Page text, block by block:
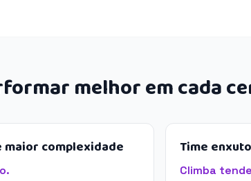
melhor em cada
maior complexidade Time
Climba